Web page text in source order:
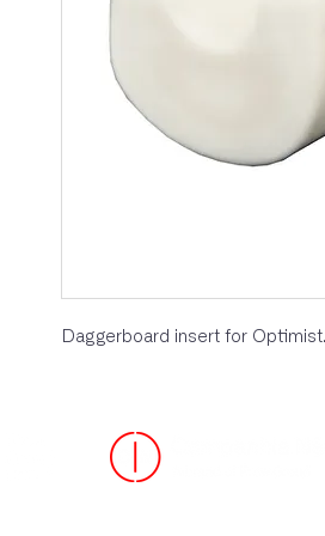
Daggerboard insert for Optimist.